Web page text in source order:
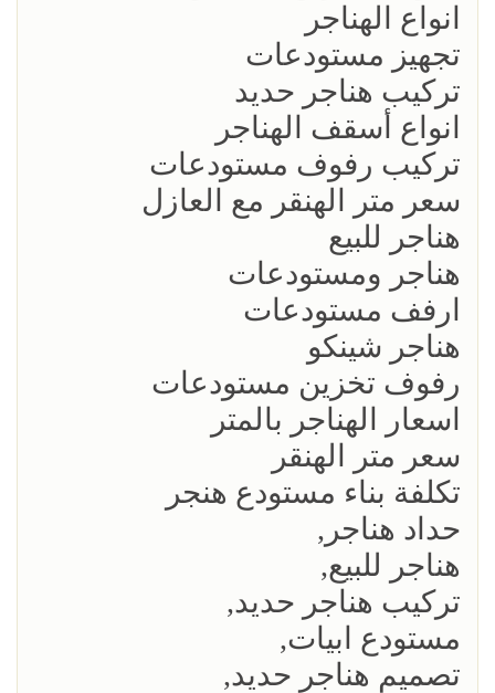
انواع الهناجر
تجهيز مستودعات
تركيب هناجر حديد
انواع أسقف الهناجر
تركيب رفوف مستودعات
سعر متر الهنقر مع العازل
هناجر للبيع
هناجر ومستودعات
ارفف مستودعات
هناجر شينكو
رفوف تخزين مستودعات
اسعار الهناجر بالمتر
سعر متر الهنقر
تكلفة بناء مستودع هنجر
حداد هناجر,
هناجر للبيع,
تركيب هناجر حديد,
مستودع ابيات,
تصميم هناجر حديد,